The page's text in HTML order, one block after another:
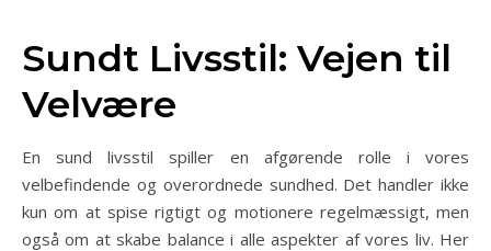
Sundt Livsstil: Vejen til
Velvære
En sund livsstil spiller en afgørende rolle i vores
velbefindende og overordnede sundhed. Det handler ikke
kun om at spise rigtigt og motionere regelmæssigt, men
også om at skabe balance i alle aspekter af vores liv. Her